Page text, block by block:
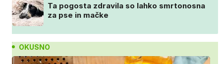
Ta pogosta zdravila so lahko smrtonosna
za pse in mačke
OKUSNO